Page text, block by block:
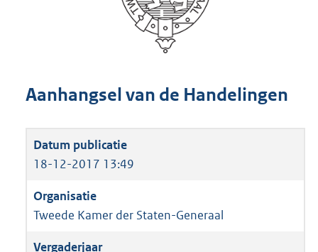
Aanhangsel van de Handelingen
18-12-2017 13:49
Tweede Kamer der Staten-Generaal